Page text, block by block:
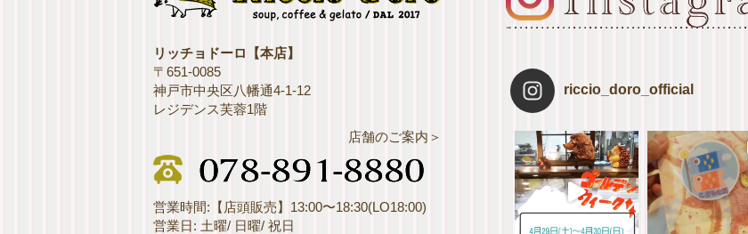
リッチョドーロ【本店】
〒651-0085
神戸市中央区八幡通4-1-12
レジデンス芙蓉1階
店舗のご案内＞
営業時間:【店頭販売】13:00〜18:30(LO18:00)
営業日: 土曜/ 日曜/ 祝日
riccio_doro_official